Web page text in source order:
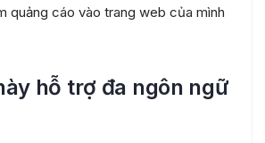
quảng cáo vào trang web của mình
hỗ trợ đa ngôn ngữ